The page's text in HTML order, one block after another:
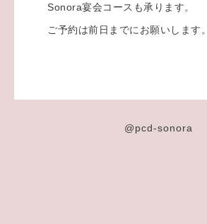
Sonora宴会コースも承ります。
ご予約は前日までにお願いします。
@pcd-sonora